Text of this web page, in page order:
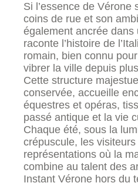
Si l’essence de Vérone
coins de rue et son
également ancrée dans
raconte l’histoire de
romain, bien connu
vibrer la ville depuis
Cette structure
conservée, accueille
équestres et opéras,
passé antique et la vie
Chaque été, sous la
crépuscule, les
représentations où la
combine au talent des
Instant Vérone hors du